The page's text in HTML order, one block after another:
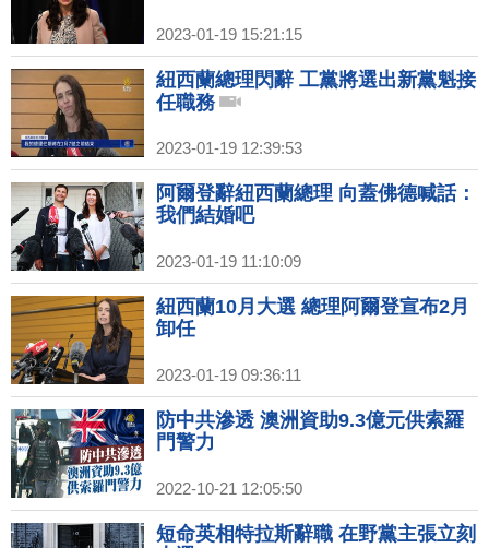
2023-01-19 15:21:15
紐西蘭總理閃辭 工黨將選出新黨魁接
任職務
2023-01-19 12:39:53
阿爾登辭紐西蘭總理 向蓋佛德喊話：
我們結婚吧
2023-01-19 11:10:09
紐西蘭10月大選 總理阿爾登宣布2月
卸任
2023-01-19 09:36:11
防中共滲透 澳洲資助9.3億元供索羅
門警力
2022-10-21 12:05:50
短命英相特拉斯辭職 在野黨主張立刻